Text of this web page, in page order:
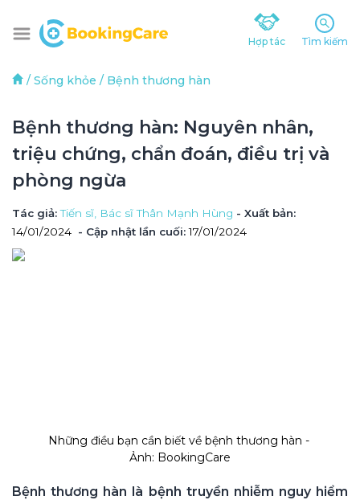
Hợp tác Tìm kiếm
/ Sống khỏe / Bệnh thương hàn
Bệnh thương hàn: Nguyên nhân,
triệu chứng, chẩn đoán, điều trị và
phòng ngừa
Tác giả: Tiến sĩ, Bác sĩ Thân Mạnh Hùng
14/01/2024 - Cập nhật lần cuối: 17/01/2024
Những điều bạn cần biết về bệnh thương hàn -
Ảnh: BookingCare
Bệnh thương hàn là bệnh truyền nhiễm nguy hiểm